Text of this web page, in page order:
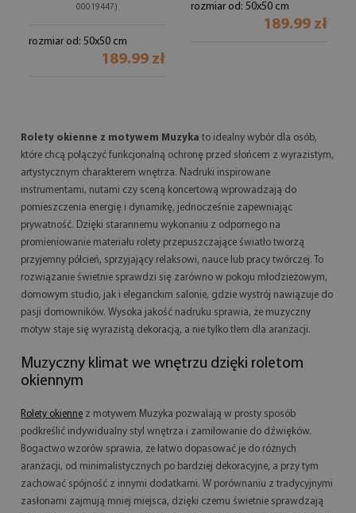
00019447)
rozmiar od: 50x50 cm
189.99 zł
rozmiar od: 50x50 cm
189.99 zł
Rolety okienne z motywem Muzyka to idealny wybór dla osób,
które chcą połączyć funkcjonalną ochronę przed słońcem z wyrazistym,
artystycznym charakterem wnętrza. Nadruki inspirowane
instrumentami, nutami czy sceną koncertową wprowadzają do
pomieszczenia energię i dynamikę, jednocześnie zapewniając
prywatność. Dzięki starannemu wykonaniu z odpornego na
promieniowanie materiału rolety przepuszczające światło tworzą
przyjemny półcień, sprzyjający relaksowi, nauce lub pracy twórczej. To
rozwiązanie świetnie sprawdzi się zarówno w pokoju młodzieżowym,
domowym studio, jak i eleganckim salonie, gdzie wystrój nawiązuje do
pasji domowników. Wysoka jakość nadruku sprawia, że muzyczny
motyw staje się wyrazistą dekoracją, a nie tylko tłem dla aranżacji.
Muzyczny klimat we wnętrzu dzięki roletom
okiennym
Rolety okienne z motywem Muzyka pozwalają w prosty sposób
podkreślić indywidualny styl wnętrza i zamiłowanie do dźwięków.
Bogactwo wzorów sprawia, że łatwo dopasować je do różnych
aranżacji, od minimalistycznych po bardziej dekoracyjne, a przy tym
zachować spójność z innymi dodatkami. W porównaniu z tradycyjnymi
zasłonami zajmują mniej miejsca, dzięki czemu świetnie sprawdzają